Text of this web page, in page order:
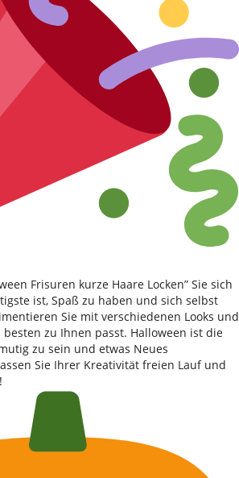
Frisuren kurze Haare Locken” Sie sich
ist, Spaß zu haben und sich selbst
Sie mit verschiedenen Looks und
zu Ihnen passt. Halloween ist die
zu sein und etwas Neues
Sie Ihrer Kreativität freien Lauf und